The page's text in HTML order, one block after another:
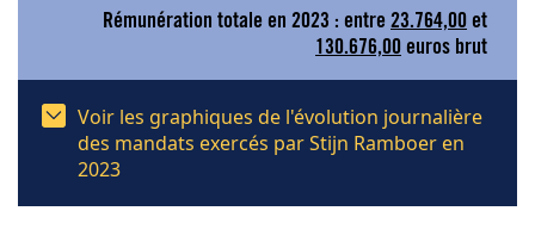
Rémunération totale en 2023 : entre 23.764,00 et
130.676,00 euros brut
Voir les graphiques de l'évolution journalière
des mandats exercés par Stijn Ramboer en
2023